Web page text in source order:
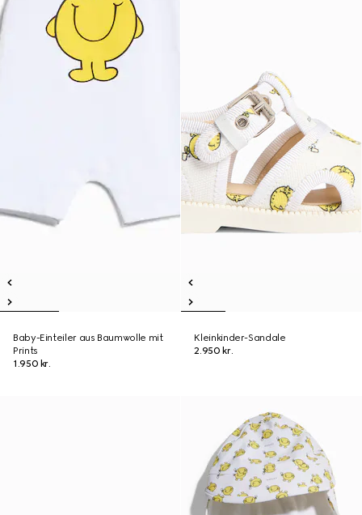
Baby-Einteiler aus Baumwolle mit
Prints
1.950 kr.
Kleinkinder-Sandale
2.950 kr.